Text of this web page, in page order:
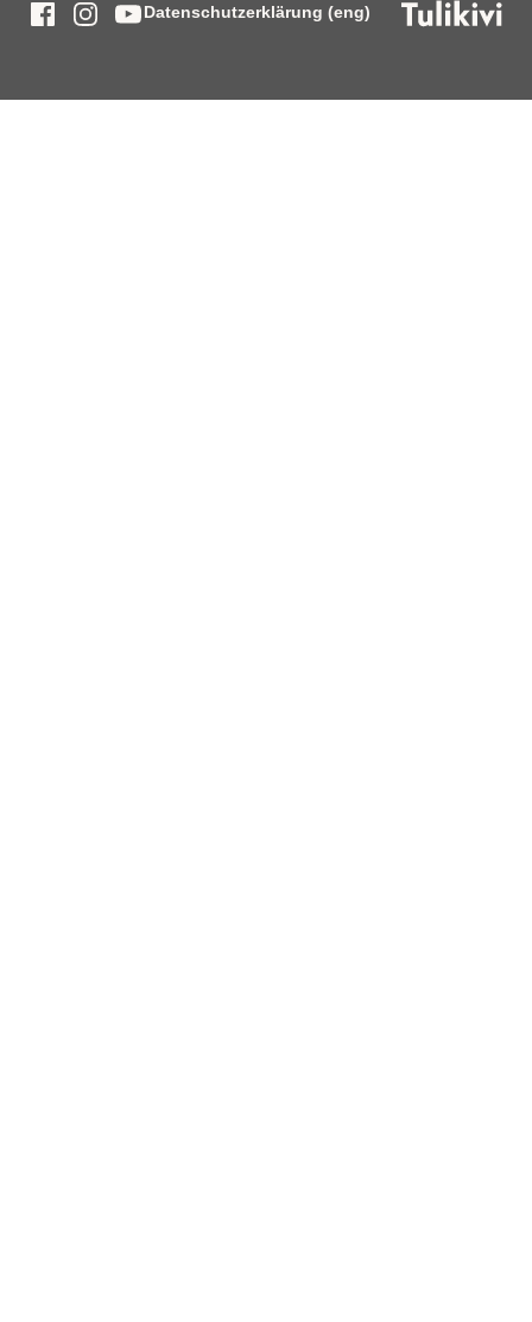
Datenschutzerklärung (eng)